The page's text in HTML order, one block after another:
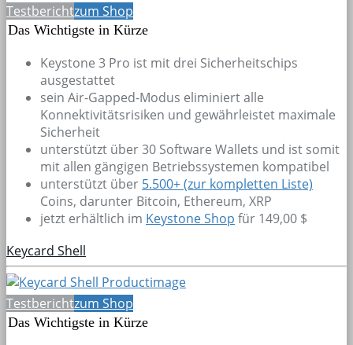
Testberichtzum Shop
Das Wichtigste in Kürze
Keystone 3 Pro ist mit drei Sicherheitschips
ausgestattet
sein Air-Gapped-Modus eliminiert alle
Konnektivitätsrisiken und gewährleistet maximale
Sicherheit
unterstützt über 30 Software Wallets und ist somit
mit allen gängigen Betriebssystemen kompatibel
unterstützt über 5.500+(zur kompletten Liste)
Coins, darunter Bitcoin, Ethereum, XRP
jetzt erhältlich im Keystone Shop für 149,00 $
Keycard Shell
Testberichtzum Shop
Das Wichtigste in Kürze